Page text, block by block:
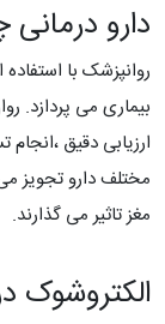
دارو
روانپزشک با
بیماری می پردازد.
ارزیابی دقیق
مختلف دارو تجویز
مغز تاثیر می گذارند.
الکتروشوک